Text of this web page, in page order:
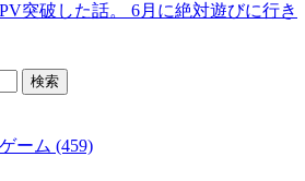
突破した話。 6月に絶対遊びに行き
ーム (459)